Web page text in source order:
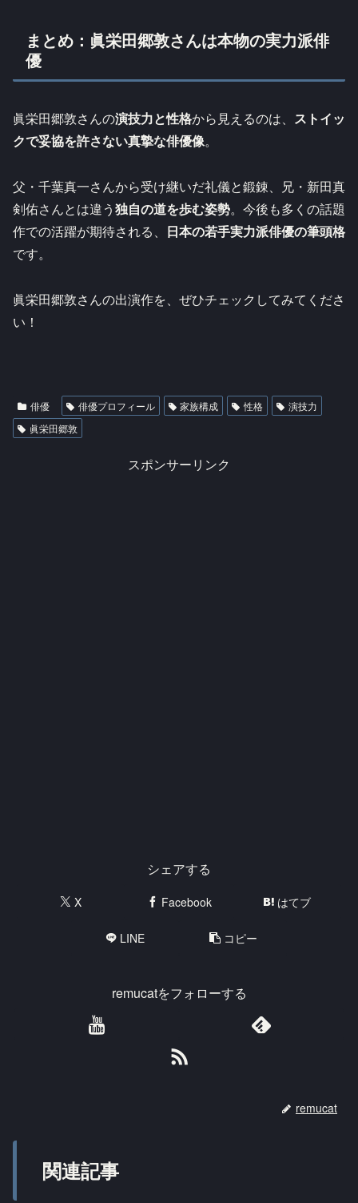
まとめ：眞栄田郷敦さんは本物の実力派俳
優
眞栄田郷敦さんの演技力と性格から見えるのは、 ストイッ
クで妥協を許さない真摯な俳優像。
父・千葉真一さんから受け継いだ礼儀と鍛錬、兄・新田真
剣佑さんとは違う独自の道を歩む姿勢。今後も多くの話題
作での活躍が期待される、 日本の若手実力派俳優の筆頭格
です。
眞栄田郷敦さんの出演作を、ぜひチェックしてみてくださ
い！
俳優 俳優プロフィール 家族構成 性格
演技力
眞栄田郷敦
スポンサーリンク
シェアする
X Facebook はてブ
LINE コピー
remucatをフォローする
remucat
関連記事